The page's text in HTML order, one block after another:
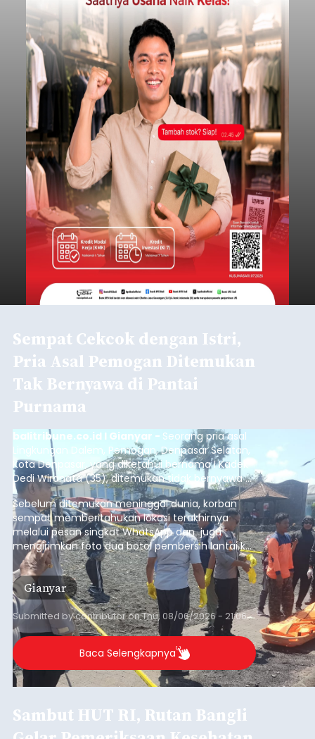
Sempat Cekcok dengan Istri,
Pria Asal Pemogan Ditemukan
Tak Bernyawa di Pantai
Purnama
balitribune.co.id I Gianyar - Seorang pria asal
Lingkungan Dalem, Pemogan, Denpasar Selatan,
Kota Denpasar, yang diketahui bernama I Kadek
Dedi Wiranata (35), ditemukan tidak bernyawa di
pesisir Pantai Purnama, Sukawati.
Sebelum ditemukan meninggal dunia, korban
sempat memberitahukan lokasi terakhirnya
melalui pesan singkat WhatsApp dan juga
mengirimkan foto dua botol pembersih lantai ke
istrinya.
Gianyar
Submitted bycontributoronThu, 08/06/2026 - 21:06
Baca Selengkapnya
Sambut HUT RI, Rutan Bangli